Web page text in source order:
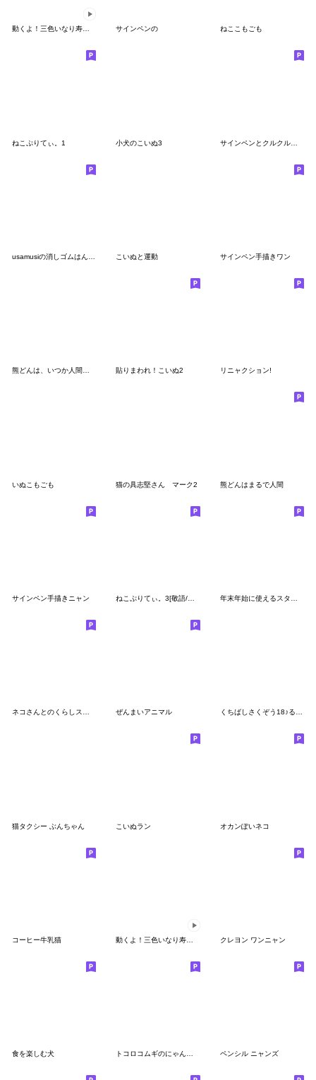
動くよ！三色いなり寿司さんスタンプ2 サインペンの ねここもごも
ねこぷりてぃ。1 小犬のこいぬ3 サインペンとクルクル色鉛筆など
こいぬと運動 サインペン手描きワン
熊どんは、いつか人間になりたい。 貼りまわれ！こいぬ2 リニャクション!
いぬこもごも 猫の具志堅さん マーク2 熊どんはまるで人間
サインペン手描きニャン
ネコさんとのくらしスタンプ ぜんまいアニマル くちばしさくぞう18♪るんるんにゃ～♪
猫タクシー ぶんちゃん こいぬラン オカンぽいネコ
コーヒー牛乳猫 クレヨン ワンニャン
食を楽しむ犬 トコロコムギのにゃんこ２ ペンシル ニャンズ